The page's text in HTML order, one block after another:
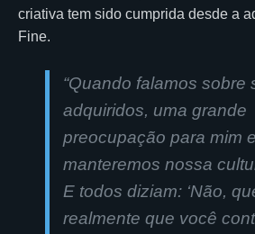
criativa tem sido cumprida desde a
Fine.
“Quando falamos sobre
adquiridos, uma grande
preocupação para mim
manteremos nossa
E todos diziam: ‘Não,
realmente que você